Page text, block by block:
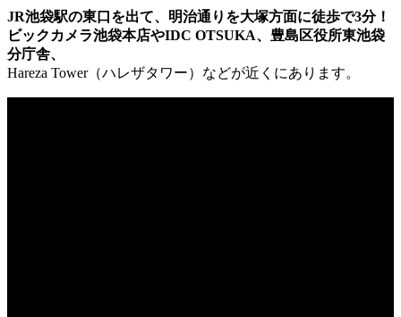
JR池袋駅の東口を出て、明治通りを大塚方面に徒歩で3分！
ビックカメラ池袋本店やIDC OTSUKA、豊島区役所東池袋
分庁舎、
Hareza Tower（ハレザタワー）などが近くにあります。